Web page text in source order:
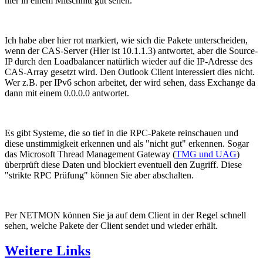
Ich habe aber hier rot markiert, wie sich die Pakete unterscheiden,
wenn der CAS-Server (Hier ist 10.1.1.3) antwortet, aber die Source-
IP durch den Loadbalancer natürlich wieder auf die IP-Adresse des
CAS-Array gesetzt wird. Den Outlook Client interessiert dies nicht.
Wer z.B. per IPv6 schon arbeitet, der wird sehen, dass Exchange da
dann mit einem 0.0.0.0 antwortet.
Es gibt Systeme, die so tief in die RPC-Pakete reinschauen und
diese unstimmigkeit erkennen und als "nicht gut" erkennen. Sogar
das Microsoft Thread Management Gateway (TMG und UAG)
überprüft diese Daten und blockiert eventuell den Zugriff. Diese
"strikte RPC Prüfung" können Sie aber abschalten.
Per NETMON können Sie ja auf dem Client in der Regel schnell
sehen, welche Pakete der Client sendet und wieder erhält.
Weitere Links